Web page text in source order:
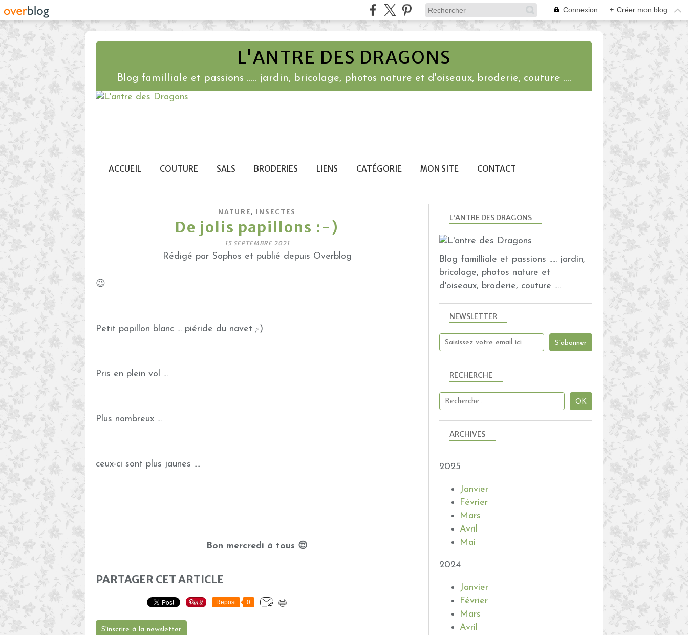
Connexion + Créer mon blog
L'ANTRE DES DRAGONS
Blog familliale et passions ..... jardin, bricolage, photos nature et d'oiseaux, broderie, couture ....
ACCUEIL COUTURE SALS BRODERIES LIENS CATÉGORIE MON SITE CONTACT
NATURE, INSECTES
De jolis papillons :-)
15 SEPTEMBRE 2021
Rédigé par Sophos et publié depuis Overblog
😉
Petit papillon blanc ... piéride du navet ;-)
Pris en plein vol ...
Plus nombreux ...
ceux-ci sont plus jaunes ....
Bon mercredi à tous 😍
PARTAGER CET ARTICLE
Repost 0
S'inscrire à la newsletter
NEWSLETTER
RECHERCHE
L'ANTRE DES DRAGONS
Blog familliale et passions ..... jardin,
bricolage, photos nature et
d'oiseaux, broderie, couture ....
ARCHIVES
2025
Janvier
Février
Mars
Avril
Mai
2024
Janvier
Février
Mars
Avril